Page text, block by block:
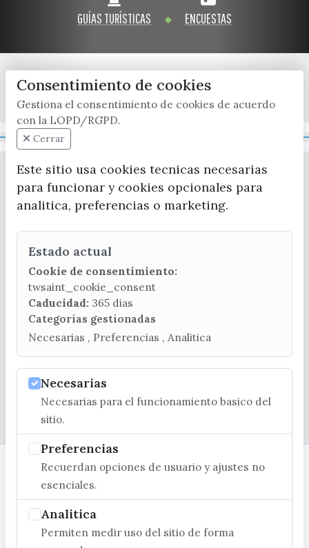
GUÍAS TURÍSTICAS ENCUESTAS
x / twitter facebook youtube instagram
CONTACTA CON LA OFICINA DE TURISMO
(+34) 952 541 104
turismo@velezmalaga.es
C/ Poniente, 2. CP 29740 - Torre del Mar
Consentimiento de cookies
Gestiona el consentimiento de cookies de acuerdo
con la LOPD/RGPD.
Cerrar
Este sitio usa cookies tecnicas necesarias
para funcionar y cookies opcionales para
analitica, preferencias o marketing.
Estado actual
Cookie de consentimiento:
twsaint_cookie_consent
Caducidad: 365 dias
Categorias gestionadas
Necesarias , Preferencias , Analitica
Necesarias
Necesarias para el funcionamiento basico del
sitio.
Preferencias
Recuerdan opciones de usuario y ajustes no
esenciales.
Analitica
Permiten medir uso del sitio de forma